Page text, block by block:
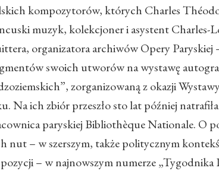
kompozytorów, których Charles
muzyk, kolekcjoner i asystent Charles-
organizatora archiwów Opery Paryskiej
swoich utworów na wystawę
zorganizowaną z okazji
Na ich zbiór przeszło sto lat później
paryskiej Bibliothèque Nationale. O
nut – w szerszym, także politycznym
– w najnowszym numerze „Tygodnika